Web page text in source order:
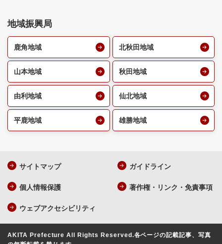
地域振興局
鹿角地域 北秋田地域
山本地域 秋田地域
由利地域 仙北地域
平鹿地域 雄勝地域
サイトマップ ガイドライン
個人情報保護 著作権・リンク・免責事項
ウェブアクセシビリティ
AKITA Prefecture All Rights Reserved.各ページの記載記事、写真